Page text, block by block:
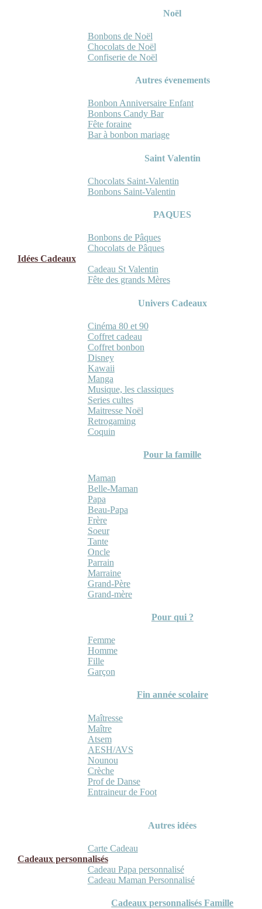
Noël
Bonbons de Noël
Chocolats de Noël
Confiserie de Noël
Autres évenements
Bonbon Anniversaire Enfant
Bonbons Candy Bar
Fête foraine
Bar à bonbon mariage
Saint Valentin
Chocolats Saint-Valentin
Bonbons Saint-Valentin
PAQUES
Bonbons de Pâques
Chocolats de Pâques
Idées Cadeaux
Cadeau St Valentin
Fête des grands Mères
Univers Cadeaux
Cinéma 80 et 90
Coffret cadeau
Coffret bonbon
Disney
Kawaii
Manga
Musique, les classiques
Series cultes
Maitresse Noël
Retrogaming
Coquin
Pour la famille
Maman
Belle-Maman
Papa
Beau-Papa
Frère
Soeur
Tante
Oncle
Parrain
Marraine
Grand-Père
Grand-mère
Pour qui ?
Femme
Homme
Fille
Garçon
Fin année scolaire
Maîtresse
Maître
Atsem
AESH/AVS
Nounou
Crèche
Prof de Danse
Entraineur de Foot
Autres idées
Carte Cadeau
Cadeaux personnalisés
Cadeau Papa personnalisé
Cadeau Maman Personnalisé
Cadeaux personnalisés Famille